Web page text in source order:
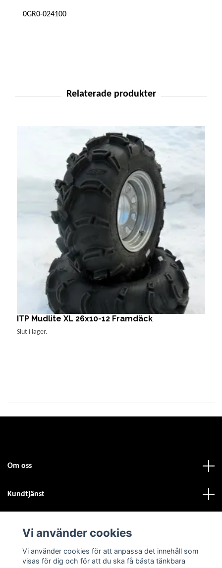
0GR0-024100
ITP Mudlite XL 26x10-12 Framdäck
Slut i lager.
Om oss
Kundtjänst
Sociala medier
Vi använder cookies
Vi använder cookies för att anpassa det innehåll som
visas för dig och för att du ska få bästa tänkbara